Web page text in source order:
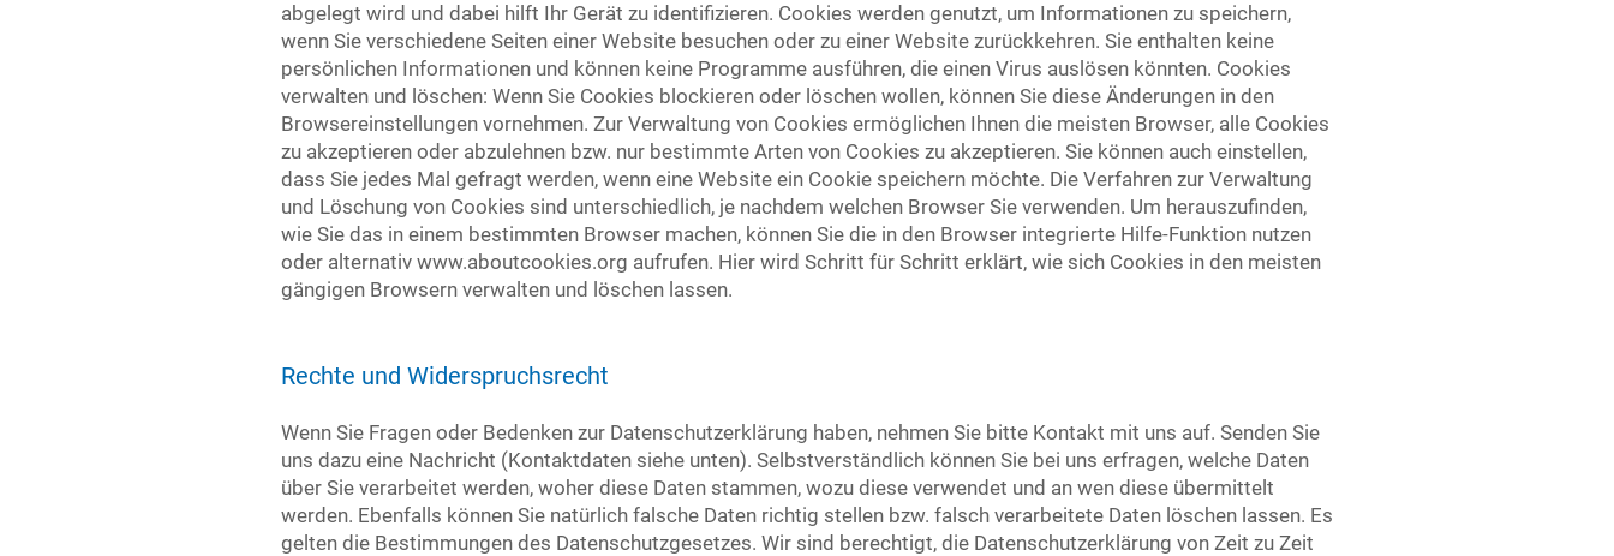
abgelegt wird und dabei hilft Ihr Gerät zu identifizieren. Cookies werden genutzt, um Informationen zu speichern,
wenn Sie verschiedene Seiten einer Website besuchen oder zu einer Website zurückkehren. Sie enthalten keine
persönlichen Informationen und können keine Programme ausführen, die einen Virus auslösen könnten. Cookies
verwalten und löschen: Wenn Sie Cookies blockieren oder löschen wollen, können Sie diese Änderungen in den
Browsereinstellungen vornehmen. Zur Verwaltung von Cookies ermöglichen Ihnen die meisten Browser, alle Cookies
zu akzeptieren oder abzulehnen bzw. nur bestimmte Arten von Cookies zu akzeptieren. Sie können auch einstellen,
dass Sie jedes Mal gefragt werden, wenn eine Website ein Cookie speichern möchte. Die Verfahren zur Verwaltung
und Löschung von Cookies sind unterschiedlich, je nachdem welchen Browser Sie verwenden. Um herauszufinden,
wie Sie das in einem bestimmten Browser machen, können Sie die in den Browser integrierte Hilfe-Funktion nutzen
oder alternativ www.aboutcookies.org aufrufen. Hier wird Schritt für Schritt erklärt, wie sich Cookies in den meisten
gängigen Browsern verwalten und löschen lassen.
Rechte und Widerspruchsrecht
Wenn Sie Fragen oder Bedenken zur Datenschutzerklärung haben, nehmen Sie bitte Kontakt mit uns auf. Senden Sie
uns dazu eine Nachricht (Kontaktdaten siehe unten). Selbstverständlich können Sie bei uns erfragen, welche Daten
über Sie verarbeitet werden, woher diese Daten stammen, wozu diese verwendet und an wen diese übermittelt
werden. Ebenfalls können Sie natürlich falsche Daten richtig stellen bzw. falsch verarbeitete Daten löschen lassen. Es
gelten die Bestimmungen des Datenschutzgesetzes. Wir sind berechtigt, die Datenschutzerklärung von Zeit zu Zeit